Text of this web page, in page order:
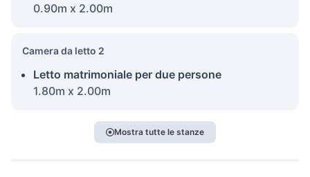
0.90m x 2.00m
Camera da letto 2
Letto matrimoniale per due persone
1.80m x 2.00m
Mostra tutte le stanze